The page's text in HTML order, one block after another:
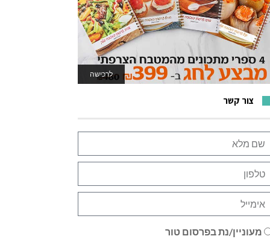
לרכישה
לאתר המשחקים
צור קשר
מעוניין/נת בפרסום טור